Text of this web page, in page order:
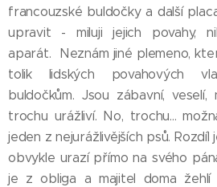
francouzské buldočky a další
upravit - miluji jejich povahy,
aparát. Neznám jiné plemeno,
tolik lidských povahových
buldočkům. Jsou zábavní,
trochu urážliví. No, trochu...
jeden z nejurážlivějších psů.
obvykle urazí přímo na svého
je z obliga a majitel doma žehlí